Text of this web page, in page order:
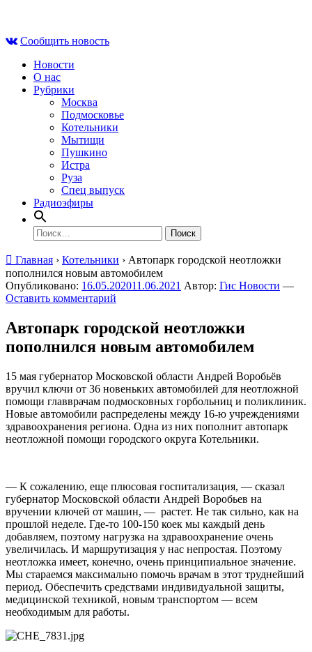
contentСообщить новость
Новости
О нас
Рубрики
Москва
Подмосковье
Котельники
Мытищи
Пушкино
Истра
Руза
Спец выпуск
Радиоэфиры
Найти:
Главная › Котельники › Автопарк городской неотложки
пополнился новым автомобилем
Опубликовано: 16.05.202011.06.2021 Автор: Гис Новости —
Оставить комментарий
Автопарк городской неотложки
пополнился новым автомобилем
15 мая губернатор Московской области Андрей Воробьёв
вручил ключи от 36 новеньких автомобилей для неотложной
помощи главврачам подмосковных горбольниц и поликлиник.
Новые автомобили распределены между 16-ю учреждениями
здравоохранения региона. Одна из них пополнит автопарк
неотложной помощи городского округа Котельники.
— К сожалению, еще плюсовая госпитализация, — сказал
губернатор Московской области Андрей Воробьев на
вручении ключей от машин, — растет. Не так сильно, как на
прошлой неделе. Где-то 100-150 коек мы каждый день
добавляем, поэтому нагрузка на здравоохранение очень
увеличилась. И маршрутизация у нас непростая. Поэтому
неотложка имеет, конечно, очень принципиальное значение.
Мы стараемся максимально помочь врачам в этот труднейший
период. Обеспечить средствами индивидуальной защиты,
медицинской техникой, новым транспортом — всем
необходимым для работы.